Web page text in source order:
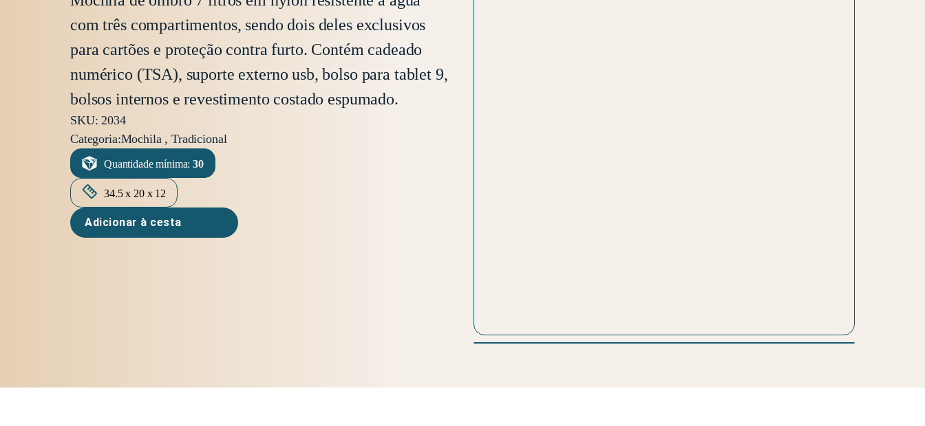
com três compartimentos, sendo dois deles exclusivos
para cartões e proteção contra furto. Contém cadeado
numérico (TSA), suporte externo usb, bolso para tablet 9,
bolsos internos e revestimento costado espumado.
SKU: 2034
Categoria:Mochila , Tradicional
Quantidade mínima:30
34.5 x 20 x 12
Adicionar à cesta